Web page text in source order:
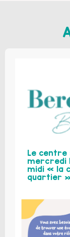
Le centre
mercredi
midi « la
quartier